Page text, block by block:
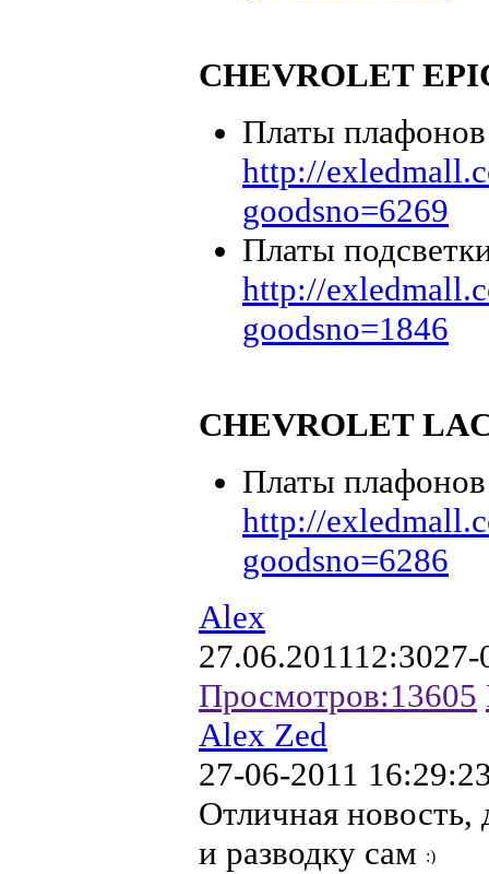
CHEVROLET
Платы
http://
goodsno=6269
Платы
http://
goodsno=1846
CHEVROLET
Платы
http://
goodsno=6286
Alex
27.06.201112:3027-
Просмотров:13605
Alex Zed
27-06-2011
Отличная новость,
и разводку сам